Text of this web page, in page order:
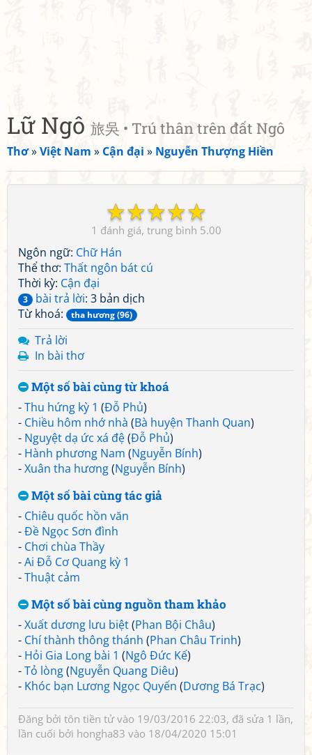
Lữ Ngô 旅吳 • Trú thân trên đất Ngô
Thơ»Việt Nam » Cận đại » Nguyễn Thượng Hiền
☆
☆
☆
☆
☆
1 5.00
Ngôn ngữ: Chữ Hán
Thể thơ: Thất ngôn bát cú
Thời kỳ: Cận đại
3 bài trả lời: 3 bản dịch
Từ khoá:
tha hương (96)
Trả lời
In bài thơ
Một số bài cùng từ khoá
-Thu hứng kỳ 1 (Đỗ Phủ)
- Chiều hôm nhớ nhà (Bà huyện Thanh Quan)
- Nguyệt dạ ức xá đệ(Đỗ Phủ)
- Hành phương Nam (Nguyễn Bính)
-Xuân tha hương(Nguyễn Bính)
Một số bài cùng tác giả
- Chiêu quốc hồn văn
-Đề Ngọc Sơn đình
- Chơi chùa Thầy
-Ai Đỗ Cơ Quang kỳ 1
-Thuật cảm
Một số bài cùng nguồn tham khảo
-Xuất dương lưu biệt(Phan Bội Châu)
- Chí thành thông thánh (Phan Châu Trinh)
- Hỏi Gia Long bài 1 (Ngô Đức Kế)
-Tỏ lòng(Nguyễn Quang Diêu)
- Khóc bạn Lương Ngọc Quyến (Dương Bá Trạc)
Đăng bởi tôn tiền tửvào 19/03/2016 22:03, đã sửa 1 lần,
lần cuối bởi hongha83 vào 18/04/2020 15:01